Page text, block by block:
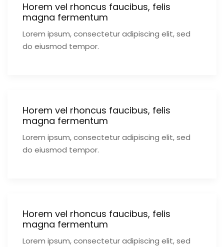
Horem vel rhoncus faucibus, felis
magna fermentum
Lorem ipsum, consectetur adipiscing elit, sed
do eiusmod tempor.
Horem vel rhoncus faucibus, felis
magna fermentum
Lorem ipsum, consectetur adipiscing elit, sed
do eiusmod tempor.
Horem vel rhoncus faucibus, felis
magna fermentum
Lorem ipsum, consectetur adipiscing elit, sed